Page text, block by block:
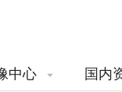
中心 国内